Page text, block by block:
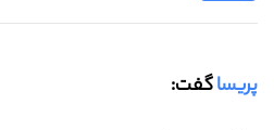
پریساگفت: